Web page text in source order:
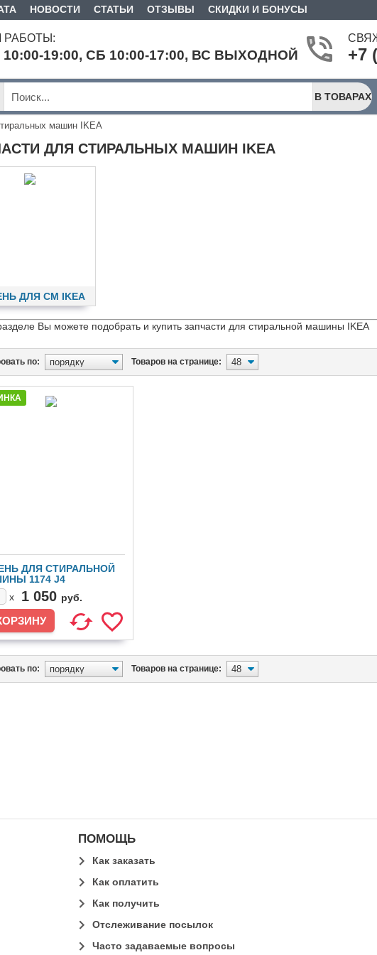
НОВОСТИ СТАТЬИ ОТЗЫВЫ СКИДКИ И БОНУСЫ
19:00, СБ 10:00-17:00, ВС ВЫХОДНОЙ +7
В ТОВАРАХ
машин IKEA
ДЛЯ СТИРАЛЬНЫХ МАШИН IKEA
ДЛЯ СМ IKEA
Вы можете подобрать и купить запчасти для стиральной машины IKEA
по: Товаров на странице:
ДЛЯ СТИРАЛЬНОЙ
1174 J4
x
1 050 руб.
по: Товаров на странице:
ПОМОЩЬ
Как заказать
Как оплатить
Как получить
Отслеживание посылок
Часто задаваемые вопросы